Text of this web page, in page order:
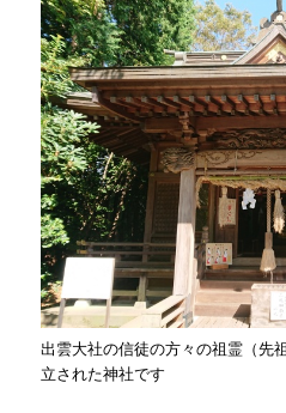
出雲大社の信徒の方々の祖霊（先
立された神社です